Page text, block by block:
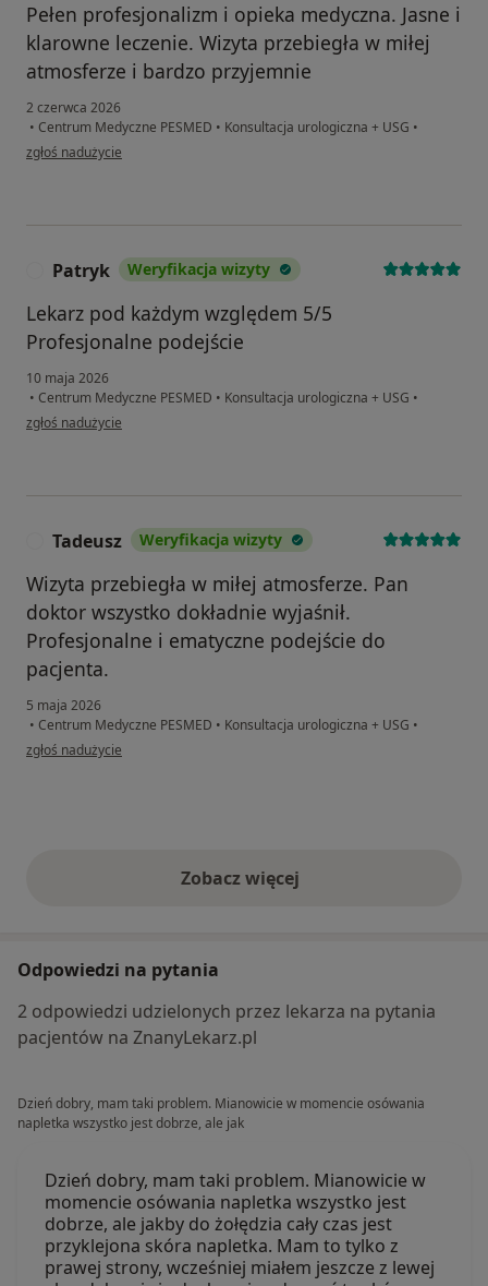
Pełen profesjonalizm i opieka medyczna. Jasne i
klarowne leczenie. Wizyta przebiegła w miłej
atmosferze i bardzo przyjemnie
2 czerwca 2026
• Centrum Medyczne PESMED • Konsultacja urologiczna + USG •
w opinii użytkownika Piotr
zgłoś nadużycie
Patryk Weryfikacja wizyty
Lekarz pod każdym względem 5/5
Profesjonalne podejście
10 maja 2026
• Centrum Medyczne PESMED • Konsultacja urologiczna + USG •
w opinii użytkownika Patryk
zgłoś nadużycie
Tadeusz Weryfikacja wizyty
Wizyta przebiegła w miłej atmosferze. Pan
doktor wszystko dokładnie wyjaśnił.
Profesjonalne i ematyczne podejście do
pacjenta.
5 maja 2026
• Centrum Medyczne PESMED • Konsultacja urologiczna + USG •
w opinii użytkownika Tadeusz
zgłoś nadużycie
Zobacz więcejopinie powyżej
Odpowiedzi na pytania
2 odpowiedzi udzielonych przez lekarza na pytania
pacjentów na ZnanyLekarz.pl
Dzień dobry, mam taki problem. Mianowicie w momencie osówania
napletka wszystko jest dobrze, ale jak
Dzień dobry, mam taki problem. Mianowicie w
momencie osówania napletka wszystko jest
dobrze, ale jakby do żołędzia cały czas jest
przyklejona skóra napletka. Mam to tylko z
prawej strony, wcześniej miałem jeszcze z lewej